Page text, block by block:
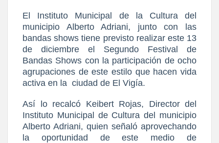
El Instituto Municipal de la Cultura del
municipio Alberto Adriani, junto con las
bandas shows tiene previsto realizar este 13
de diciembre el Segundo Festival de
Bandas Shows con la participación de ocho
agrupaciones de este estilo que hacen vida
activa en la ciudad de El Vigía.
Así lo recalcó Keibert Rojas, Director del
Instituto Municipal de Cultura del municipio
Alberto Adriani, quien señaló aprovechando
la oportunidad de este medio de